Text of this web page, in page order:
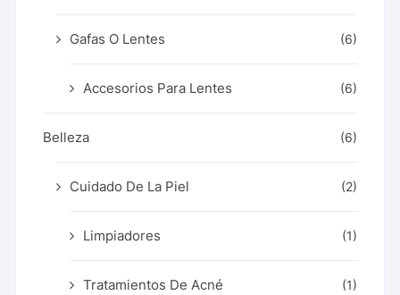
Gafas O Lentes (6)
Accesorios Para Lentes (6)
Belleza (6)
Cuidado De La Piel (2)
Limpiadores (1)
Tratamientos De Acné (1)